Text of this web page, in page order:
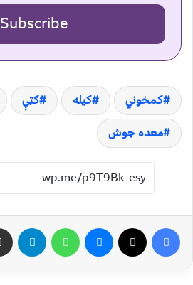
Subscribe
کمخوني کیله ګټې
معده جوش